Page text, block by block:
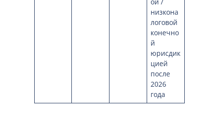
низкона
логовой
конечно
й
юрисдик
цией
после
2026
года